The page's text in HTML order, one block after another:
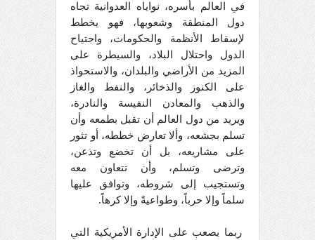
في العالم بأسره، نواياه العدوانية تجاه
دول المنطقة وشعوبها، فهو يخطط
لإسقاط الأنظمة والحكومات، واجتياح
الدول واحتلال البلاد، والسيطرة على
المزيد من الأراضي والبلدان، والاستحواذ
على الكنوز والذخائر، والنفط والغاز
والذهب والمعادن النفيسة والنادرة،
ويريد من دول العالم أن تقبل بطمعه وأن
تسلم بجشعه، وألا تعارض خططه، أو تثور
على مشاريعه، بل أن تخضع وتذعن،
وترضى وتسلم، وأن تتعاون معه
وتستجيب إلى شروطه، وتوافق عليها
سلماً وإلا حرباً، وطواعيةً وإلا كرهاً.
ربما يصعب على الإدارة الأمريكية التي